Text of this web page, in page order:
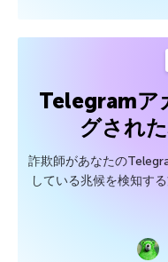
Telegramア
グされ
詐欺師があなたの
している兆候を検知す